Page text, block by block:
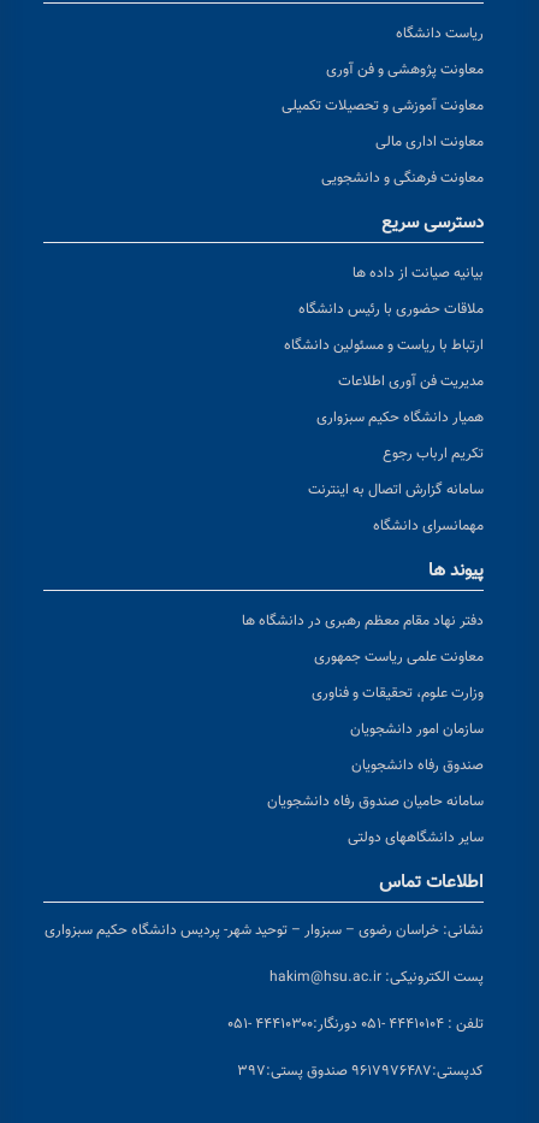
ریاست دانشگاه
معاونت پژوهشی و فن آوری
معاونت آموزشی و تحصیلات تکمیلی
معاونت اداری مالی
معاونت فرهنگی و دانشجویی
دسترسی سریع
بیانیه صیانت از داده ها
ملاقات حضوری با رئیس دانشگاه
ارتباط با ریاست و مسئولین دانشگاه
مدیریت فن آوری اطلاعات
همیار دانشگاه حکیم سبزواری
تکریم ارباب رجوع
سامانه گزارش اتصال به اینترنت
مهمانسرای دانشگاه
پیوند ها
دفتر نهاد مقام معظم رهبری در دانشگاه ها
معاونت علمی ریاست جمهوری
وزارت علوم، تحقیقات و فناوری
سازمان امور دانشجویان
صندوق رفاه دانشجویان
سامانه حامیان صندوق رفاه دانشجویان
سایر دانشگاههای دولتی
اطلاعات تماس
نشانی: خراسان رضوی – سبزوار – توحید شهر- پردیس دانشگاه حکیم سبزواری
پست الکترونیکی: hakim@hsu.ac.ir
تلفن : ۴۴۴۱۰۱۰۴ -۰۵۱ دورنگار:۴۴۴۱۰۳۰۰ -۰۵۱
کدپستی:۹۶۱۷۹۷۶۴۸۷ صندوق پستی:۳۹۷